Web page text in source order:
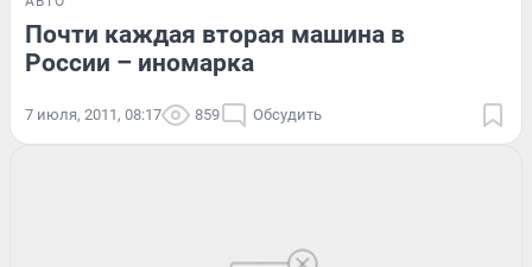
Почти каждая вторая машина в
России – иномарка
7 июля, 2011, 08:17 859 Обсудить